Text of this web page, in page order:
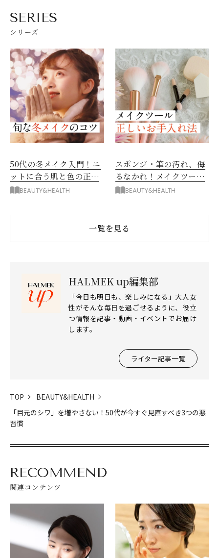
SERIES
シリーズ
50代の冬メイク入門！ニ
ットに合う肌と色の正解
は？BEAUTY&HEALTH
スポンジ・筆の汚れ、侮
るなかれ！メイクツール
の正しいお手入れ方法徹
BEAUTY&HEALTH
一覧を見る
HALMEK up編集部
「今日も明日も、楽しみになる」大人女
性がそんな毎日を過ごせるように、役立
つ情報を記事・動画・イベントでお届け
します。
ライター記事一覧
TOP
BEAUTY&HEALTH
「目元のシワ」を増やさない！50代が今すぐ見直すべき3つの悪
習慣
RECOMMEND
関連コンテンツ